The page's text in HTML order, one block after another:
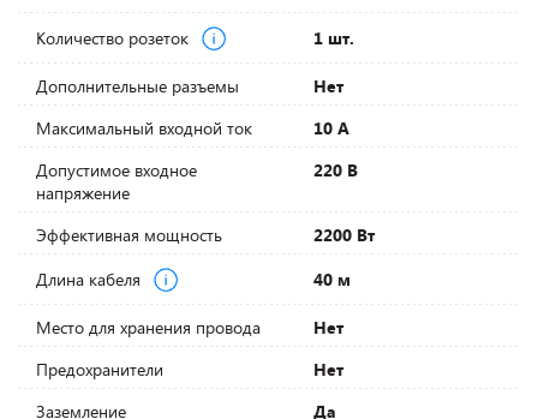
Количество розеток 1 шт.
Дополнительные разъемы
Нет
Максимальный входной ток
10 А
Допустимое входное
напряжение
220 В
Эффективная мощность
2200 Вт
Длина кабеля
40 м
Место для хранения провода
Нет
Предохранители
Нет
Заземление
Да